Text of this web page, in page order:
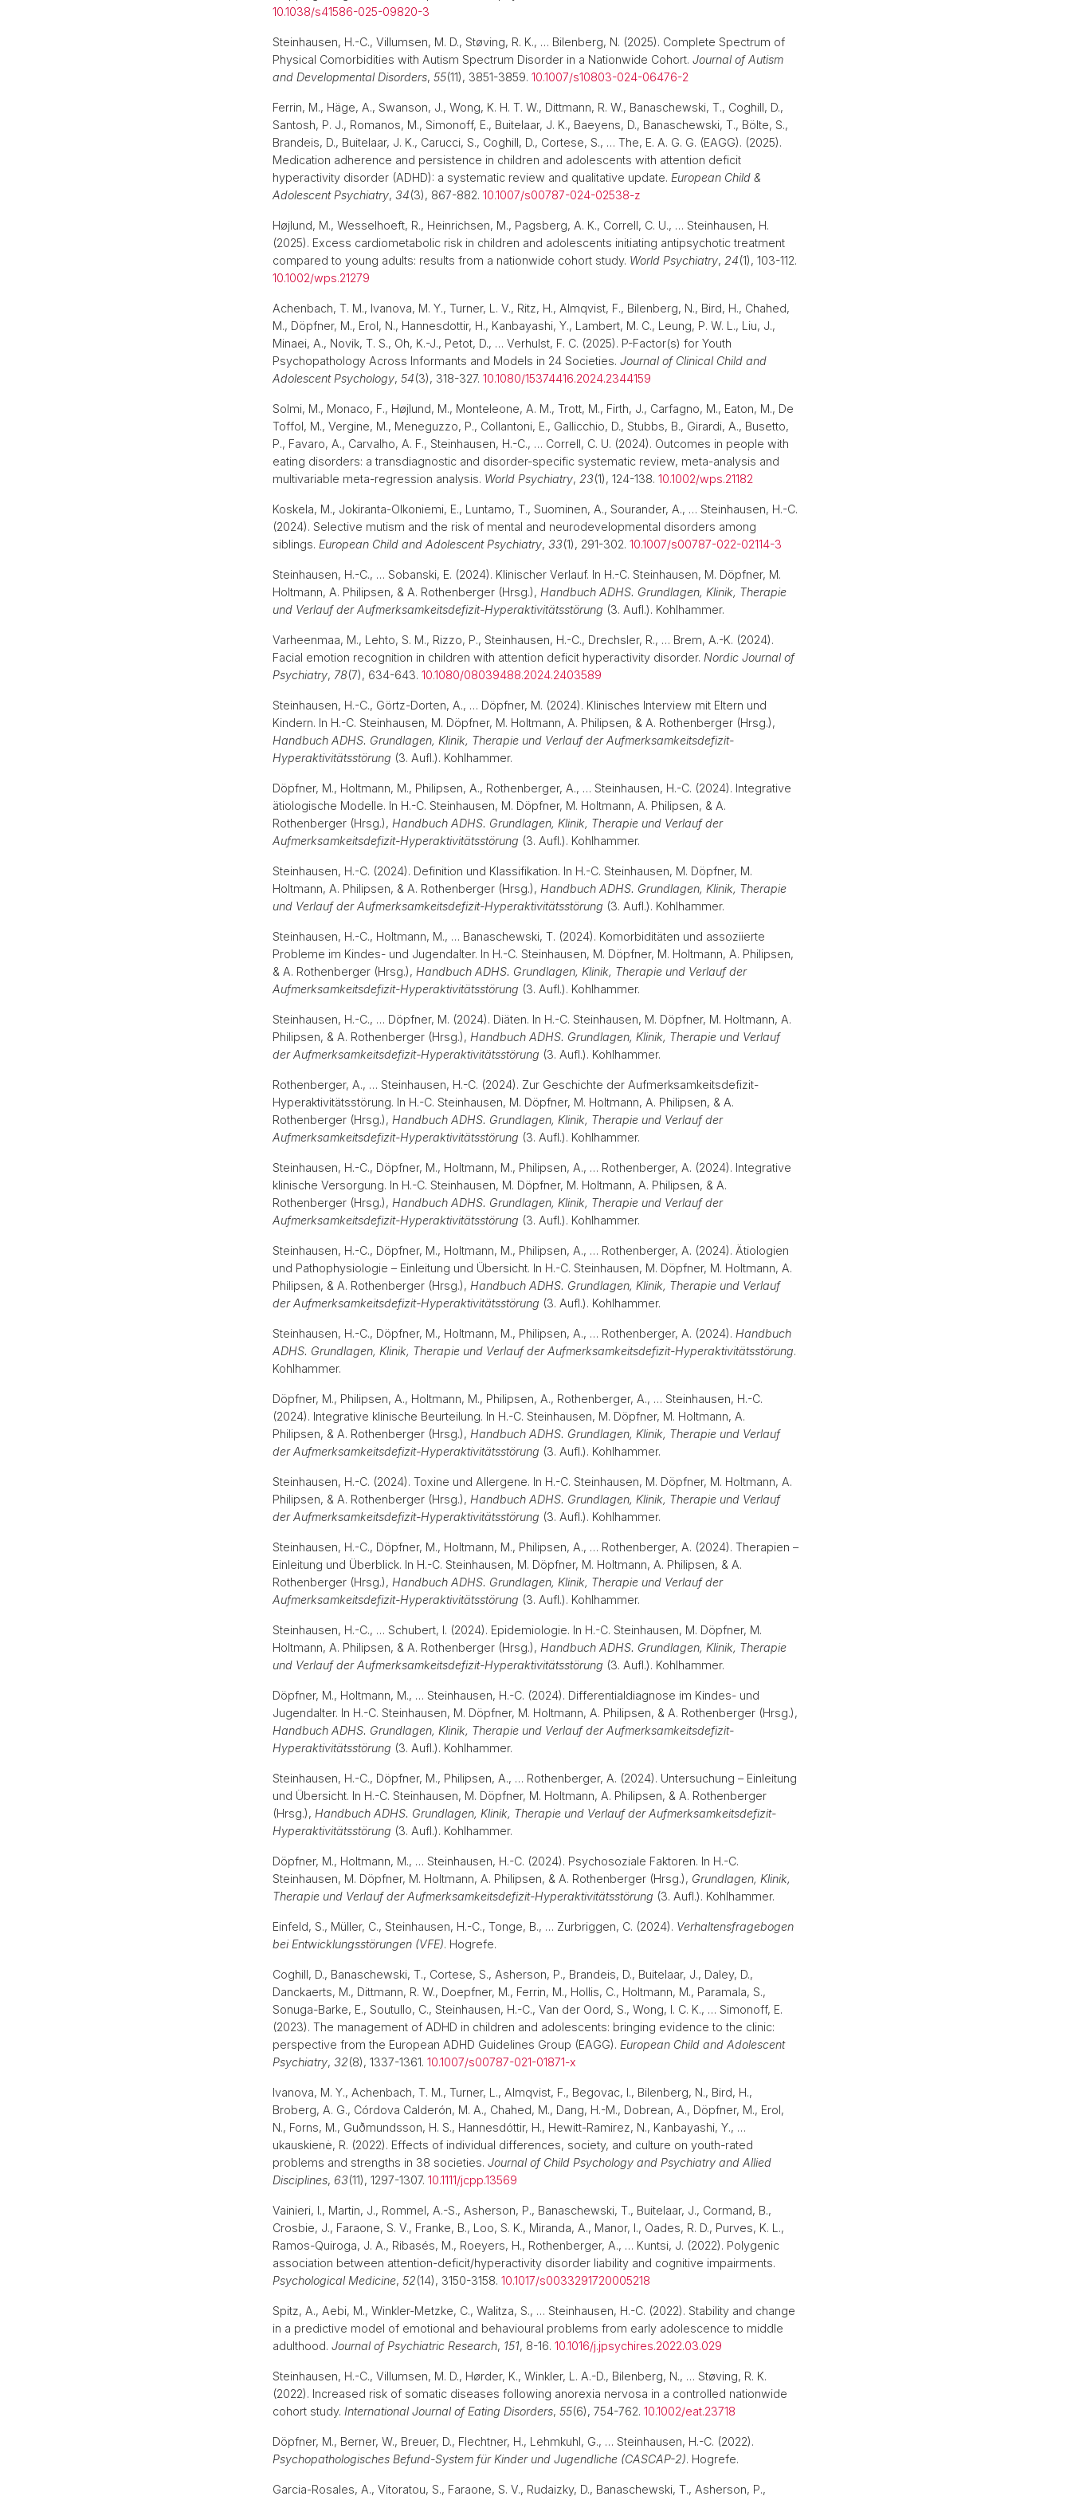
10.1038/s41586-025-09820-3
Steinhausen, H.-C., Villumsen, M. D., Støving, R. K., … Bilenberg, N. (2025). Complete Spectrum of
Physical Comorbidities with Autism Spectrum Disorder in a Nationwide Cohort. Journal of Autism
and Developmental Disorders, 55(11), 3851-3859. 10.1007/s10803-024-06476-2
Ferrin, M., Häge, A., Swanson, J., Wong, K. H. T. W., Dittmann, R. W., Banaschewski, T., Coghill, D.,
Santosh, P. J., Romanos, M., Simonoff, E., Buitelaar, J. K., Baeyens, D., Banaschewski, T., Bölte, S.,
Brandeis, D., Buitelaar, J. K., Carucci, S., Coghill, D., Cortese, S., … The, E. A. G. G. (EAGG). (2025).
Medication adherence and persistence in children and adolescents with attention deficit
hyperactivity disorder (ADHD): a systematic review and qualitative update. European Child &
Adolescent Psychiatry, 34(3), 867-882. 10.1007/s00787-024-02538-z
Højlund, M., Wesselhoeft, R., Heinrichsen, M., Pagsberg, A. K., Correll, C. U., … Steinhausen, H.
(2025). Excess cardiometabolic risk in children and adolescents initiating antipsychotic treatment
compared to young adults: results from a nationwide cohort study. World Psychiatry, 24(1), 103-112.
10.1002/wps.21279
Achenbach, T. M., Ivanova, M. Y., Turner, L. V., Ritz, H., Almqvist, F., Bilenberg, N., Bird, H., Chahed,
M., Döpfner, M., Erol, N., Hannesdottir, H., Kanbayashi, Y., Lambert, M. C., Leung, P. W. L., Liu, J.,
Minaei, A., Novik, T. S., Oh, K.-J., Petot, D., … Verhulst, F. C. (2025). P-Factor(s) for Youth
Psychopathology Across Informants and Models in 24 Societies. Journal of Clinical Child and
Adolescent Psychology, 54(3), 318-327. 10.1080/15374416.2024.2344159
Solmi, M., Monaco, F., Højlund, M., Monteleone, A. M., Trott, M., Firth, J., Carfagno, M., Eaton, M., De
Toffol, M., Vergine, M., Meneguzzo, P., Collantoni, E., Gallicchio, D., Stubbs, B., Girardi, A., Busetto,
P., Favaro, A., Carvalho, A. F., Steinhausen, H.-C., … Correll, C. U. (2024). Outcomes in people with
eating disorders: a transdiagnostic and disorder-specific systematic review, meta-analysis and
multivariable meta-regression analysis. World Psychiatry, 23(1), 124-138. 10.1002/wps.21182
Koskela, M., Jokiranta-Olkoniemi, E., Luntamo, T., Suominen, A., Sourander, A., … Steinhausen, H.-C.
(2024). Selective mutism and the risk of mental and neurodevelopmental disorders among
siblings. European Child and Adolescent Psychiatry, 33(1), 291-302. 10.1007/s00787-022-02114-3
Steinhausen, H.-C., … Sobanski, E. (2024). Klinischer Verlauf. In H.-C. Steinhausen, M. Döpfner, M.
Holtmann, A. Philipsen, & A. Rothenberger (Hrsg.), Handbuch ADHS. Grundlagen, Klinik, Therapie
und Verlauf der Aufmerksamkeitsdefizit-Hyperaktivitätsstörung (3. Aufl.). Kohlhammer.
Varheenmaa, M., Lehto, S. M., Rizzo, P., Steinhausen, H.-C., Drechsler, R., … Brem, A.-K. (2024).
Facial emotion recognition in children with attention deficit hyperactivity disorder. Nordic Journal of
Psychiatry, 78(7), 634-643. 10.1080/08039488.2024.2403589
Steinhausen, H.-C., Görtz-Dorten, A., … Döpfner, M. (2024). Klinisches Interview mit Eltern und
Kindern. In H.-C. Steinhausen, M. Döpfner, M. Holtmann, A. Philipsen, & A. Rothenberger (Hrsg.),
Handbuch ADHS. Grundlagen, Klinik, Therapie und Verlauf der Aufmerksamkeitsdefizit-
Hyperaktivitätsstörung (3. Aufl.). Kohlhammer.
Döpfner, M., Holtmann, M., Philipsen, A., Rothenberger, A., … Steinhausen, H.-C. (2024). Integrative
ätiologische Modelle. In H.-C. Steinhausen, M. Döpfner, M. Holtmann, A. Philipsen, & A.
Rothenberger (Hrsg.), Handbuch ADHS. Grundlagen, Klinik, Therapie und Verlauf der
Aufmerksamkeitsdefizit-Hyperaktivitätsstörung (3. Aufl.). Kohlhammer.
Steinhausen, H.-C. (2024). Definition und Klassifikation. In H.-C. Steinhausen, M. Döpfner, M.
Holtmann, A. Philipsen, & A. Rothenberger (Hrsg.), Handbuch ADHS. Grundlagen, Klinik, Therapie
und Verlauf der Aufmerksamkeitsdefizit-Hyperaktivitätsstörung (3. Aufl.). Kohlhammer.
Steinhausen, H.-C., Holtmann, M., … Banaschewski, T. (2024). Komorbiditäten und assoziierte
Probleme im Kindes- und Jugendalter. In H.-C. Steinhausen, M. Döpfner, M. Holtmann, A. Philipsen,
& A. Rothenberger (Hrsg.), Handbuch ADHS. Grundlagen, Klinik, Therapie und Verlauf der
Aufmerksamkeitsdefizit-Hyperaktivitätsstörung (3. Aufl.). Kohlhammer.
Steinhausen, H.-C., … Döpfner, M. (2024). Diäten. In H.-C. Steinhausen, M. Döpfner, M. Holtmann, A.
Philipsen, & A. Rothenberger (Hrsg.), Handbuch ADHS. Grundlagen, Klinik, Therapie und Verlauf
der Aufmerksamkeitsdefizit-Hyperaktivitätsstörung (3. Aufl.). Kohlhammer.
Rothenberger, A., … Steinhausen, H.-C. (2024). Zur Geschichte der Aufmerksamkeitsdefizit-
Hyperaktivitätsstörung. In H.-C. Steinhausen, M. Döpfner, M. Holtmann, A. Philipsen, & A.
Rothenberger (Hrsg.), Handbuch ADHS. Grundlagen, Klinik, Therapie und Verlauf der
Aufmerksamkeitsdefizit-Hyperaktivitätsstörung (3. Aufl.). Kohlhammer.
Steinhausen, H.-C., Döpfner, M., Holtmann, M., Philipsen, A., … Rothenberger, A. (2024). Integrative
klinische Versorgung. In H.-C. Steinhausen, M. Döpfner, M. Holtmann, A. Philipsen, & A.
Rothenberger (Hrsg.), Handbuch ADHS. Grundlagen, Klinik, Therapie und Verlauf der
Aufmerksamkeitsdefizit-Hyperaktivitätsstörung (3. Aufl.). Kohlhammer.
Steinhausen, H.-C., Döpfner, M., Holtmann, M., Philipsen, A., … Rothenberger, A. (2024). Ätiologien
und Pathophysiologie – Einleitung und Übersicht. In H.-C. Steinhausen, M. Döpfner, M. Holtmann, A.
Philipsen, & A. Rothenberger (Hrsg.), Handbuch ADHS. Grundlagen, Klinik, Therapie und Verlauf
der Aufmerksamkeitsdefizit-Hyperaktivitätsstörung (3. Aufl.). Kohlhammer.
Steinhausen, H.-C., Döpfner, M., Holtmann, M., Philipsen, A., … Rothenberger, A. (2024). Handbuch
ADHS. Grundlagen, Klinik, Therapie und Verlauf der Aufmerksamkeitsdefizit-Hyperaktivitätsstörung.
Kohlhammer.
Döpfner, M., Philipsen, A., Holtmann, M., Philipsen, A., Rothenberger, A., … Steinhausen, H.-C.
(2024). Integrative klinische Beurteilung. In H.-C. Steinhausen, M. Döpfner, M. Holtmann, A.
Philipsen, & A. Rothenberger (Hrsg.), Handbuch ADHS. Grundlagen, Klinik, Therapie und Verlauf
der Aufmerksamkeitsdefizit-Hyperaktivitätsstörung (3. Aufl.). Kohlhammer.
Steinhausen, H.-C. (2024). Toxine und Allergene. In H.-C. Steinhausen, M. Döpfner, M. Holtmann, A.
Philipsen, & A. Rothenberger (Hrsg.), Handbuch ADHS. Grundlagen, Klinik, Therapie und Verlauf
der Aufmerksamkeitsdefizit-Hyperaktivitätsstörung (3. Aufl.). Kohlhammer.
Steinhausen, H.-C., Döpfner, M., Holtmann, M., Philipsen, A., … Rothenberger, A. (2024). Therapien –
Einleitung und Überblick. In H.-C. Steinhausen, M. Döpfner, M. Holtmann, A. Philipsen, & A.
Rothenberger (Hrsg.), Handbuch ADHS. Grundlagen, Klinik, Therapie und Verlauf der
Aufmerksamkeitsdefizit-Hyperaktivitätsstörung (3. Aufl.). Kohlhammer.
Steinhausen, H.-C., … Schubert, I. (2024). Epidemiologie. In H.-C. Steinhausen, M. Döpfner, M.
Holtmann, A. Philipsen, & A. Rothenberger (Hrsg.), Handbuch ADHS. Grundlagen, Klinik, Therapie
und Verlauf der Aufmerksamkeitsdefizit-Hyperaktivitätsstörung (3. Aufl.). Kohlhammer.
Döpfner, M., Holtmann, M., … Steinhausen, H.-C. (2024). Differentialdiagnose im Kindes- und
Jugendalter. In H.-C. Steinhausen, M. Döpfner, M. Holtmann, A. Philipsen, & A. Rothenberger (Hrsg.),
Handbuch ADHS. Grundlagen, Klinik, Therapie und Verlauf der Aufmerksamkeitsdefizit-
Hyperaktivitätsstörung (3. Aufl.). Kohlhammer.
Steinhausen, H.-C., Döpfner, M., Philipsen, A., … Rothenberger, A. (2024). Untersuchung – Einleitung
und Übersicht. In H.-C. Steinhausen, M. Döpfner, M. Holtmann, A. Philipsen, & A. Rothenberger
(Hrsg.), Handbuch ADHS. Grundlagen, Klinik, Therapie und Verlauf der Aufmerksamkeitsdefizit-
Hyperaktivitätsstörung (3. Aufl.). Kohlhammer.
Döpfner, M., Holtmann, M., … Steinhausen, H.-C. (2024). Psychosoziale Faktoren. In H.-C.
Steinhausen, M. Döpfner, M. Holtmann, A. Philipsen, & A. Rothenberger (Hrsg.), Grundlagen, Klinik,
Therapie und Verlauf der Aufmerksamkeitsdefizit-Hyperaktivitätsstörung (3. Aufl.). Kohlhammer.
Einfeld, S., Müller, C., Steinhausen, H.-C., Tonge, B., … Zurbriggen, C. (2024). Verhaltensfragebogen
bei Entwicklungsstörungen (VFE). Hogrefe.
Coghill, D., Banaschewski, T., Cortese, S., Asherson, P., Brandeis, D., Buitelaar, J., Daley, D.,
Danckaerts, M., Dittmann, R. W., Doepfner, M., Ferrin, M., Hollis, C., Holtmann, M., Paramala, S.,
Sonuga-Barke, E., Soutullo, C., Steinhausen, H.-C., Van der Oord, S., Wong, I. C. K., … Simonoff, E.
(2023). The management of ADHD in children and adolescents: bringing evidence to the clinic:
perspective from the European ADHD Guidelines Group (EAGG). European Child and Adolescent
Psychiatry, 32(8), 1337-1361. 10.1007/s00787-021-01871-x
Ivanova, M. Y., Achenbach, T. M., Turner, L., Almqvist, F., Begovac, I., Bilenberg, N., Bird, H.,
Broberg, A. G., Córdova Calderón, M. A., Chahed, M., Dang, H.-M., Dobrean, A., Döpfner, M., Erol,
N., Forns, M., Guðmundsson, H. S., Hannesdóttir, H., Hewitt-Ramirez, N., Kanbayashi, Y., …
ukauskienė, R. (2022). Effects of individual differences, society, and culture on youth-rated
problems and strengths in 38 societies. Journal of Child Psychology and Psychiatry and Allied
Disciplines, 63(11), 1297-1307. 10.1111/jcpp.13569
Vainieri, I., Martin, J., Rommel, A.-S., Asherson, P., Banaschewski, T., Buitelaar, J., Cormand, B.,
Crosbie, J., Faraone, S. V., Franke, B., Loo, S. K., Miranda, A., Manor, I., Oades, R. D., Purves, K. L.,
Ramos-Quiroga, J. A., Ribasés, M., Roeyers, H., Rothenberger, A., … Kuntsi, J. (2022). Polygenic
association between attention-deficit/hyperactivity disorder liability and cognitive impairments.
Psychological Medicine, 52(14), 3150-3158. 10.1017/s0033291720005218
Spitz, A., Aebi, M., Winkler-Metzke, C., Walitza, S., … Steinhausen, H.-C. (2022). Stability and change
in a predictive model of emotional and behavioural problems from early adolescence to middle
adulthood. Journal of Psychiatric Research, 151, 8-16. 10.1016/j.jpsychires.2022.03.029
Steinhausen, H.-C., Villumsen, M. D., Hørder, K., Winkler, L. A.-D., Bilenberg, N., … Støving, R. K.
(2022). Increased risk of somatic diseases following anorexia nervosa in a controlled nationwide
cohort study. International Journal of Eating Disorders, 55(6), 754-762. 10.1002/eat.23718
Döpfner, M., Berner, W., Breuer, D., Flechtner, H., Lehmkuhl, G., … Steinhausen, H.-C. (2022).
Psychopathologisches Befund-System für Kinder und Jugendliche (CASCAP-2). Hogrefe.
Garcia-Rosales, A., Vitoratou, S., Faraone, S. V., Rudaizky, D., Banaschewski, T., Asherson, P.,